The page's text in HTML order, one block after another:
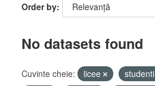
Order by
No datasets found
Cuvinte cheie: licee studenti